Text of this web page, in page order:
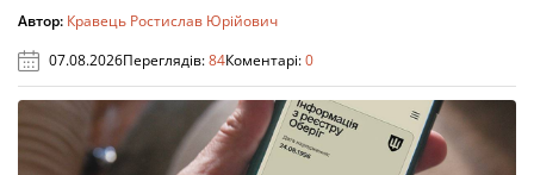
Автор: Кравець Ростислав Юрійович
07.08.2026Переглядів:84Коментарі:0